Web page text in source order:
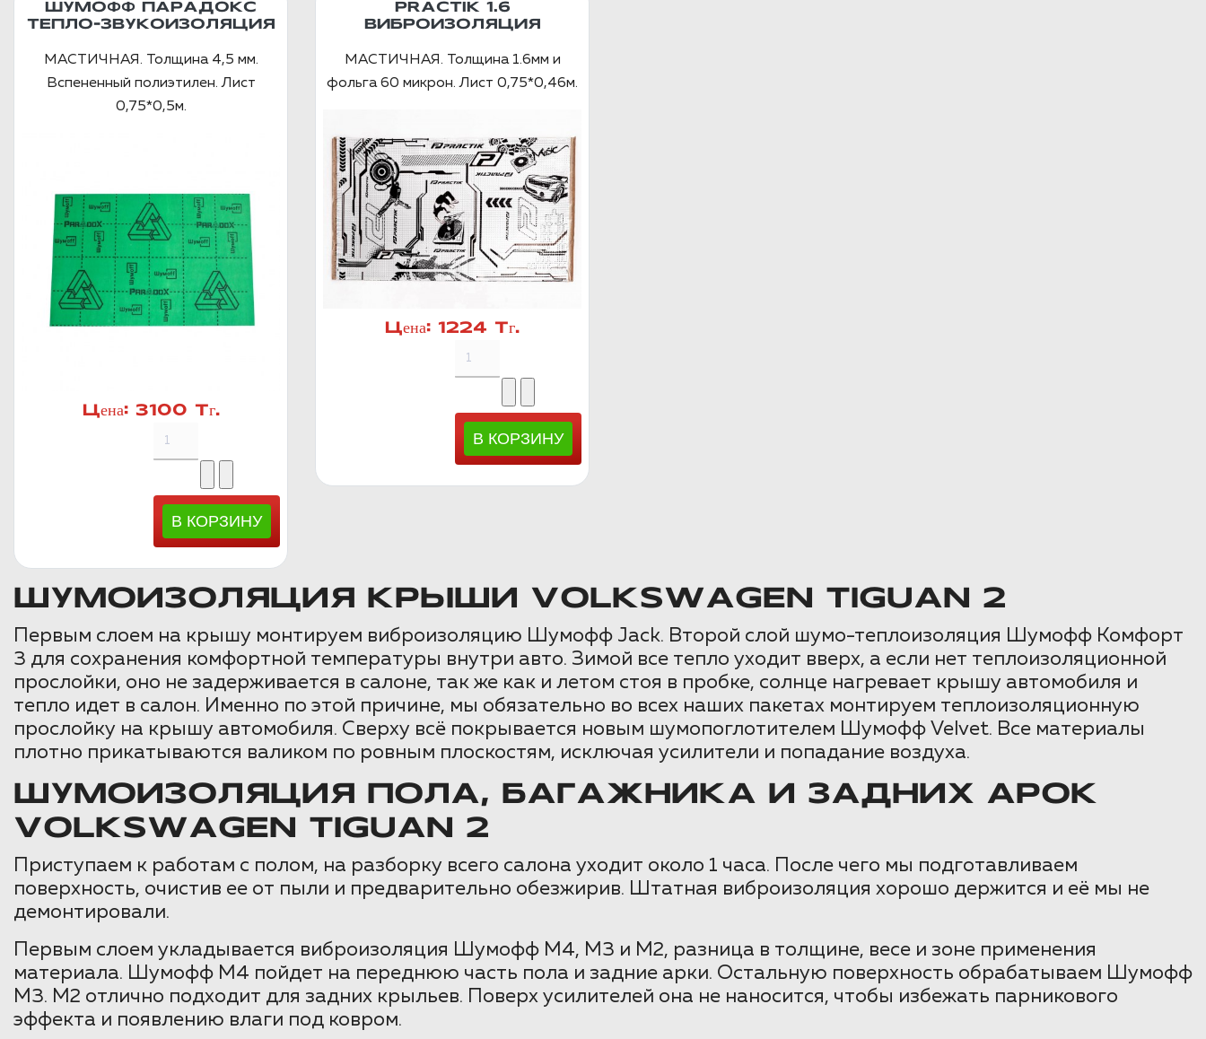
ШУМОФФ ПАРАДОКС
ТЕПЛО-ЗВУКОИЗОЛЯЦИЯ
МАСТИЧНАЯ. Толщина 4,5 мм.
Вспененный полиэтилен. Лист
0,75*0,5м.
Цена: 3100 Тг.
PRACTIK 1.6
ВИБРОИЗОЛЯЦИЯ
МАСТИЧНАЯ. Толщина 1.6мм и
фольга 60 микрон. Лист 0,75*0,46м.
Цена: 1224 Тг.
ШУМОИЗОЛЯЦИЯ КРЫШИ VOLKSWAGEN TIGUAN 2
Первым слоем на крышу монтируем виброизоляцию Шумофф Jack. Второй слой шумо-теплоизоляция Шумофф Комфорт
3 для сохранения комфортной температуры внутри авто. Зимой все тепло уходит вверх, а если нет теплоизоляционной
прослойки, оно не задерживается в салоне, так же как и летом стоя в пробке, солнце нагревает крышу автомобиля и
тепло идет в салон. Именно по этой причине, мы обязательно во всех наших пакетах монтируем теплоизоляционную
прослойку на крышу автомобиля. Сверху всё покрывается новым шумопоглотителем Шумофф Velvet. Все материалы
плотно прикатываются валиком по ровным плоскостям, исключая усилители и попадание воздуха.
ШУМОИЗОЛЯЦИЯ ПОЛА, БАГАЖНИКА И ЗАДНИХ АРОК
VOLKSWAGEN TIGUAN 2
Приступаем к работам с полом, на разборку всего салона уходит около 1 часа. После чего мы подготавливаем
поверхность, очистив ее от пыли и предварительно обезжирив. Штатная виброизоляция хорошо держится и её мы не
демонтировали.
Первым слоем укладывается виброизоляция Шумофф М4, М3 и М2, разница в толщине, весе и зоне применения
материала. Шумофф М4 пойдет на переднюю часть пола и задние арки. Остальную поверхность обрабатываем Шумофф
М3. М2 отлично подходит для задних крыльев. Поверх усилителей она не наносится, чтобы избежать парникового
эффекта и появлению влаги под ковром.